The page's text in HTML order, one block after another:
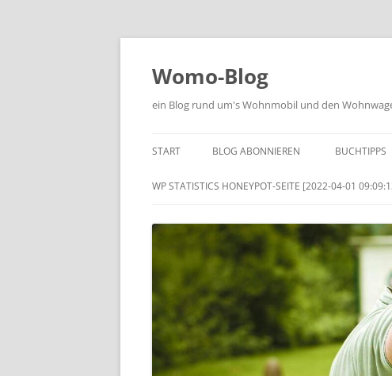
Zum
Womo-Blog
ein Blog rund um's Wohnmobil und den
START BLOG ABONNIEREN BUCHTIPPS
WP STATISTICS HONEYPOT-SEITE [2022-04-01